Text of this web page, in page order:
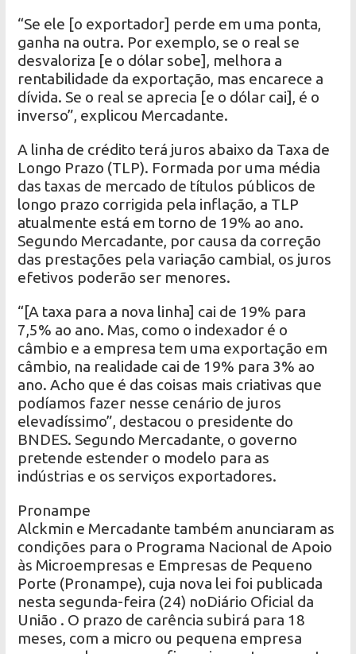
“Se ele [o exportador] perde em uma ponta,
ganha na outra. Por exemplo, se o real se
desvaloriza [e o dólar sobe], melhora a
rentabilidade da exportação, mas encarece a
dívida. Se o real se aprecia [e o dólar cai], é o
inverso”, explicou Mercadante.
A linha de crédito terá juros abaixo da Taxa de
Longo Prazo (TLP). Formada por uma média
das taxas de mercado de títulos públicos de
longo prazo corrigida pela inflação, a TLP
atualmente está em torno de 19% ao ano.
Segundo Mercadante, por causa da correção
das prestações pela variação cambial, os juros
efetivos poderão ser menores.
“[A taxa para a nova linha] cai de 19% para
7,5% ao ano. Mas, como o indexador é o
câmbio e a empresa tem uma exportação em
câmbio, na realidade cai de 19% para 3% ao
ano. Acho que é das coisas mais criativas que
podíamos fazer nesse cenário de juros
elevadíssimo”, destacou o presidente do
BNDES. Segundo Mercadante, o governo
pretende estender o modelo para as
indústrias e os serviços exportadores.
Pronampe
Alckmin e Mercadante também anunciaram as
condições para o Programa Nacional de Apoio
às Microempresas e Empresas de Pequeno
Porte (Pronampe), cuja nova lei foi publicada
nesta segunda-feira (24) noDiário Oficial da
União . O prazo de carência subirá para 18
meses, com a micro ou pequena empresa